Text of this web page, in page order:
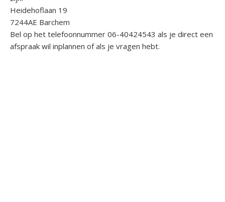
Heidehoflaan 19
7244AE Barchem
Bel op het telefoonnummer 06-40424543 als je direct een
afspraak wil inplannen of als je vragen hebt.